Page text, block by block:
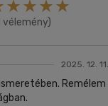
vélemény)
2025. 12. 11.
Remélem